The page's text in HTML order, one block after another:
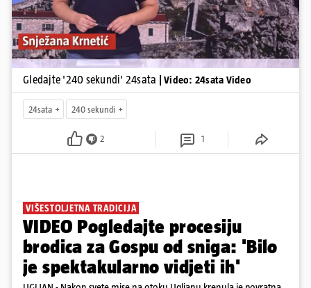
Gledajte '240 sekundi' 24sata | Video: 24sata Video
24sata 240 sekundi
2 1
VIŠESTOLJETNA TRADICIJA
VIDEO Pogledajte procesiju
brodica za Gospu od sniga: 'Bilo
je spektakularno vidjeti ih'